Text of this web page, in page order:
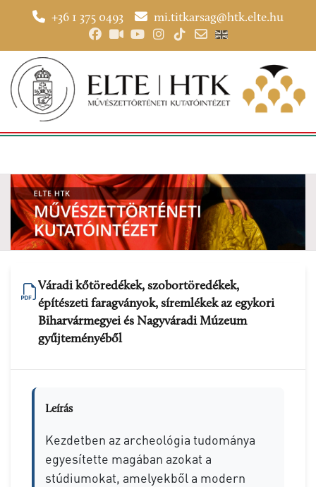
+36 1 375 0493 mi.titkarsag@htk.elte.hu
Váradi kőtöredékek, szobortöredékek,
építészeti faragványok, síremlékek az egykori
Biharvármegyei és Nagyváradi Múzeum
gyűjteményéből
Leírás
Kezdetben az archeológia tudománya
egyesítette magában azokat a
stúdiumokat, amelyekből a modern